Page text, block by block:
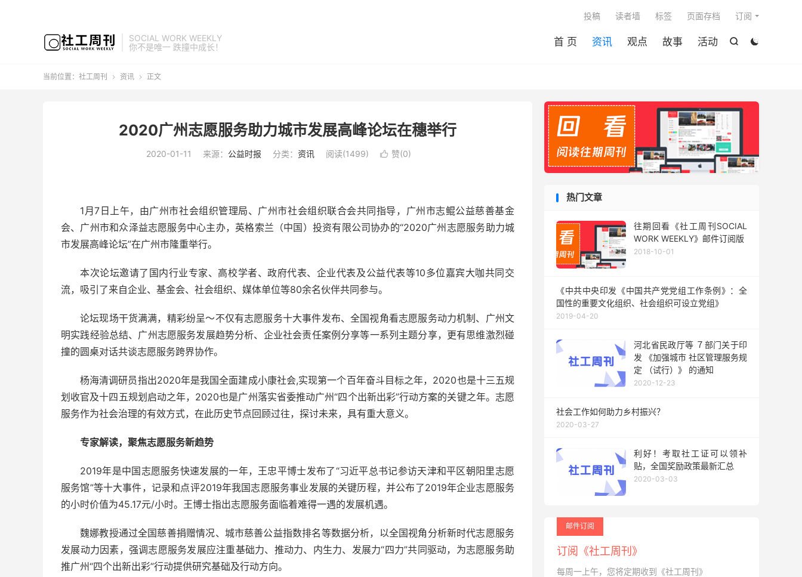
SOCIAL WORK WEEKLY
你不是唯一 跌撞中成长！


首 页 资讯 观点 故事 活动
投稿 读者墙 标签 页面存档 订阅
当前位置： 社工周刊  资讯  正文
2020广州志愿服务助力城市发展高峰论坛在穗举行
2020-01-11 来源： 公益时报 分类： 资讯 阅读(1499)  赞(0)
1月7日上午，由广州市社会组织管理局、广州市社会组织联合会共同指导，广州市志鲲公益慈善基金
会、广州市和众泽益志愿服务中心主办，英格索兰（中国）投资有限公司协办的“2020广州志愿服务助力城
市发展高峰论坛”在广州市隆重举行。
本次论坛邀请了国内行业专家、高校学者、政府代表、企业代表及公益代表等10多位嘉宾大咖共同交
流，吸引了来自企业、基金会、社会组织、媒体单位等80余名伙伴共同参与。
论坛现场干货满满，精彩纷呈～不仅有志愿服务十大事件发布、全国视角看志愿服务动力机制、广州文
明实践经验总结、广州志愿服务发展趋势分析、企业社会责任案例分享等一系列主题分享，更有思维激烈碰
撞的圆桌对话共谈志愿服务跨界协作。
杨海清调研员指出2020年是我国全面建成小康社会,实现第一个百年奋斗目标之年，2020也是十三五规
划收官及十四五规划启动之年，2020也是广州落实省委推动广州“四个出新出彩”行动方案的关键之年。志愿
服务作为社会治理的有效方式，在此历史节点回顾过往，探讨未来，具有重大意义。
专家解读，聚焦志愿服务新趋势
2019年是中国志愿服务快速发展的一年，王忠平博士发布了“习近平总书记参访天津和平区朝阳里志愿
服务馆”等十大事件，记录和点评2019年我国志愿服务事业发展的关键历程，并公布了2019年企业志愿服务
的小时价值为45.17元/小时。王博士指出志愿服务面临着难得一遇的发展机遇。
魏娜教授通过全国慈善捐赠情况、城市慈善公益指数排名等数据分析，以全国视角分析新时代志愿服务
发展动力因素，强调志愿服务发展应注重基础力、推动力、内生力、发展力“四力”共同驱动，为志愿服务助
推广州“四个出新出彩”行动提供研究基础及行动方向。
热门文章
往期回看《社工周刊SOCIAL
WORK WEEKLY》邮件订阅版
2018-10-01
《中共中央印发《中国共产党党组工作条例》：全
国性的重要文化组织、社会组织可设立党组》
2019-04-20
河北省民政厅等 ７部门关于印
发 《加强城市 社区管理服务规
定 （试行）》 的通知
2020-12-23
社会工作如何助力乡村振兴？
2020-03-27
利好！考取社工证可以领补
贴，全国奖励政策最新汇总
2020-03-03
邮件订阅
订阅《社工周刊》
每周一上午，您将定期收到《社工周刊》